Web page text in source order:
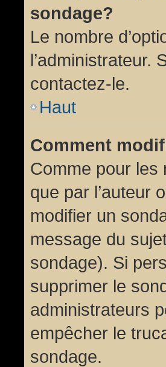
sondage?
Le nombre
l’administrateur.
contactez-le.
Haut
Comment
Comme pour les
que par l’auteur
modifier un
message du
sondage). Si
supprimer le
administrateurs
empêcher le
sondage.